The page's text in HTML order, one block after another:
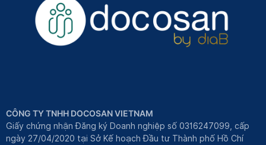
CÔNG TY TNHH DOCOSAN VIETNAM
Giấy chứng nhận Đăng ký Doanh nghiệp số 0316247099, cấp
ngày 27/04/2020 tại Sở Kế hoạch Đầu tư Thành phố Hồ Chí